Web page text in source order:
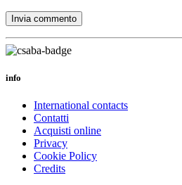
info
International contacts
Contatti
Acquisti online
Privacy
Cookie Policy
Credits